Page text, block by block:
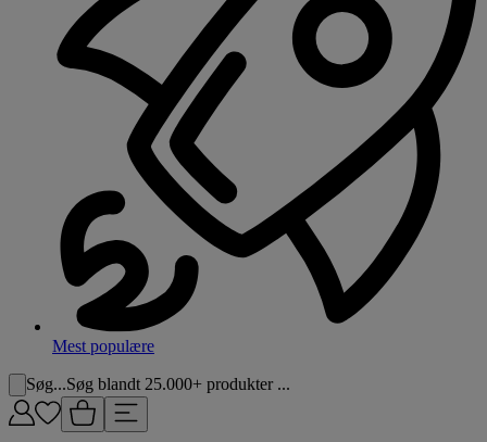
Mest populære
Søg...Søg blandt 25.000+ produkter ...